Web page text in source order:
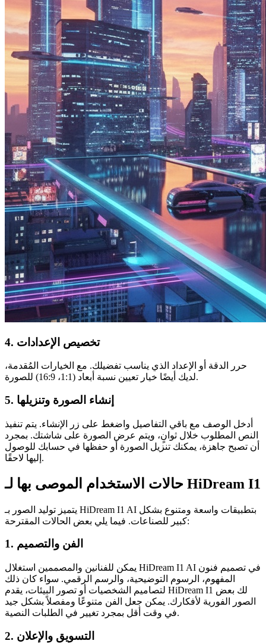
4. تخصيص الإعدادات
حرر الدقة أو الإعداد الذي يناسب تفضيلك. مع الخيارات المُقدمة،
لديك أيضًا خيار تعيين نسبة أبعاد (1:1، 16:9) للصورة.
5. إنشاء الصورة وتنزيلها
أدخل الوصف مع باقي التفاصيل واضغط على زر الإنشاء. يتم تنفيذ
النص المطلوب خلال ثوانٍ، ويتم عرض الصورة على شاشتك. بمجرد
أن تصبح جاهزة، يمكنك تنزيل الصورة أو حفظها في حسابك للوصول
إليها لاحقًا.
حالات الاستخدام الموصى بها لـ HiDream I1
يتميز توليد الصور بـ HiDream I1 AI بتطبيقات واسعة ومتنوع بشكل
كبير للصناعات. فيما يلي بعض الحالات المقترحة:
1. الفن والتصميم
يمكن للفنانين والمصممين استغلال HiDream I1 AI في تصميم فنون
المفهوم، الرسوم التوضيحية، والرسم الرقمي. سواء كان ذلك
لتصاميم الشخصيات أو تصور البيئات، يقدم HiDream I1 لك بعض
الصور الفورية لأفكارك. يمكن جعل الفن متنوعًا ومفصلاً بشكل جيد
في وقت أقل بمجرد تغيير في الطلبات النصية.
2. التسويق والإعلان